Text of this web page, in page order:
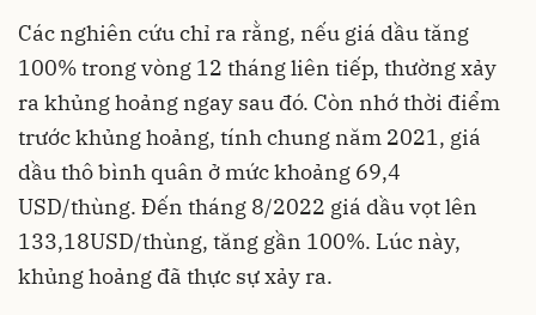
Các nghiên cứu chỉ ra rằng, nếu giá dầu tăng
100% trong vòng 12 tháng liên tiếp, thường xảy
ra khủng hoảng ngay sau đó. Còn nhớ thời điểm
trước khủng hoảng, tính chung năm 2021, giá
dầu thô bình quân ở mức khoảng 69,4
USD/thùng. Đến tháng 8/2022 giá dầu vọt lên
133,18USD/thùng, tăng gần 100%. Lúc này,
khủng hoảng đã thực sự xảy ra.